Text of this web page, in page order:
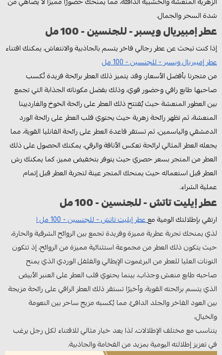
شدة السحر والجمال.
عطر إمبيريال ويسبر - للجنسين - 100 مل
إذا كنت تبحث عن عطر رجالي فاخر يتسم بالجاذبية والانتعاش، يمكنك اقتناء
عطر إمبيريال ويسبر - للجنسين - 100 مل
من متجرنا بأفضل الأسعار، وقد يتميز ذلك العطر برائحة فريدة تُكسب
صاحبها طابع راقي وحضور قوي، وذلك بفضل مكوناته الجذابة التي تجمع
بين العطور المنعشة حيث يٌفتتح ذلك العطر على رائحة الخوخ والغارديينا
المنعشة، ثم تظهر رائحة زهرية حيث يحتوي قلب العطر على رائحة الورد
الدمشقي والياسمين، ثم تستقر قاعدة العطر على رائحة الفانليا القوية، مما
يجعله العطر المثالي لرائحة تعكس الأناقة والرقي، يمكنك الحصول على ذلك
العطر من المتجر بسعر حصري حيث يتوفر بتخفيض مميز، كما يمكنك رش
العطر قبل استعماله حيث يمنحك المتجر عينة لتجربة العطر قبل إتمام
عملية الشراء.
عطر إيليت تاتش - للجنسين - 100 مل
ارتقي بإطلالتك الومية مععطر إيليت تاتش - للجنسين - 100 مل ا
لذي يمنحك تجربة عطرية مميزة وفريدة تجمع بين الروائح الشرقية والحارة،
حيث يتكون ذلك العطر من مجموعة استثنائية مميزة من الروائح، إذ تتكون
التونات العليا للعطر من البرغموت الإيطالي والفلفل الوردي الذي يمنح
صاحبه طابع منعش وجذاب، بينما يحتوي قلب العطر على العنبر الأبيض
الذي يتسم برائحته القوية، وأخيرًا تستقر ذلك العطر الراقي على رائحة مزيجة
بين العود الفاخر والجلد الدافئ، مما يُكسبه مزيج ساحر بين النعومة
والخيال،
يتناسب مع مختلف الإطلالات، لذا يعد خيار مثالي للاقتناء لكل رجل يرغب
في تعزيز إطلالته اليومية بمزيد من الفخامة والجاذبية.